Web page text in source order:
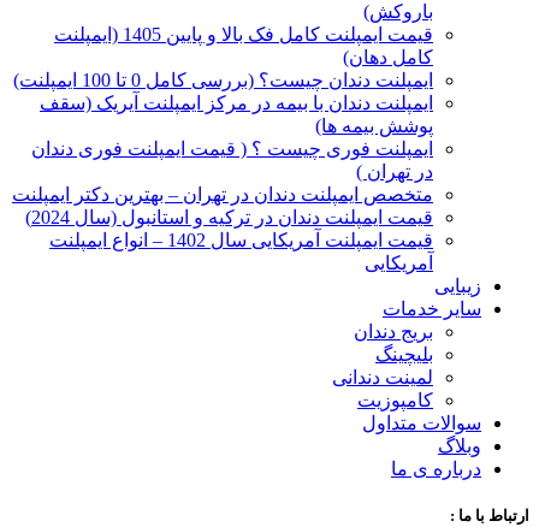
با‌روکش)
قیمت ایمپلنت کامل فک بالا و پایین 1405 (ایمپلنت
کامل دهان)
ایمپلنت دندان چیست؟ (بررسی کامل 0 تا 100 ایمپلنت)
ایمپلنت دندان با بیمه در مرکز ایمپلنت آیریک (سقف
پوشش بیمه ها)
ایمپلنت فوری چیست ؟ ( قیمت ایمپلنت فوری دندان
در تهران )
متخصص ایمپلنت دندان در تهران – بهترین دکتر ایمپلنت
قیمت ایمپلنت دندان در ترکیه و استانبول (سال 2024)
قیمت ایمپلنت آمریکایی سال 1402 – انواع ایمپلنت
آمریکایی
زیبایی
سایر خدمات
بریج دندان
بلیچینگ
لمینت دندانی
کامپوزیت
سوالات متداول
وبلاگ
درباره ی ما
ارتباط با ما :